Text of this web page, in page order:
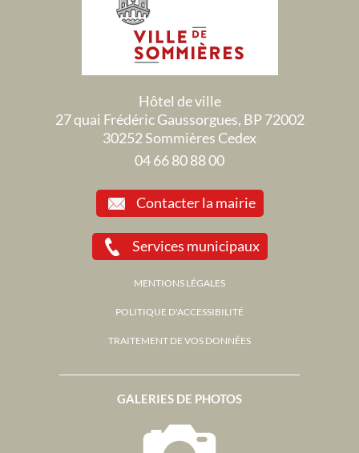
GALERIES DE PHOTOS
Hôtel de ville
27 quai Frédéric Gaussorgues, BP 72002
30252 Sommières Cedex
04 66 80 88 00
Contacter la mairie
Services municipaux
MENTIONS LÉGALES
POLITIQUE D'ACCESSIBILITÉ
TRAITEMENT DE VOS DONNÉES